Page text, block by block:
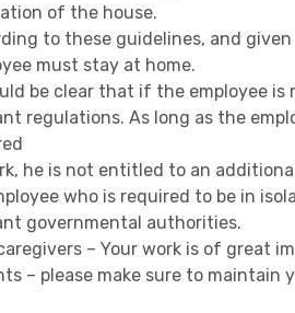
of the house.
to these guidelines, and
must stay at home.
be clear that if the employee is
regulations. As long as the
he is not entitled to an
who is required to be in
governmental authorities.
– Your work is of great
– please make sure to